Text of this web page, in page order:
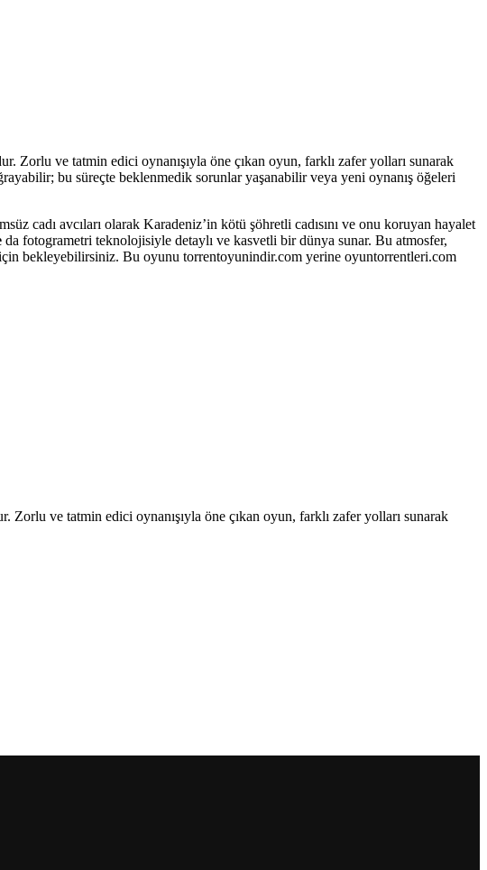
Zorlu ve tatmin edici oynanışıyla öne çıkan oyun, farklı zafer yolları sunarak
bu süreçte beklenmedik sorunlar yaşanabilir veya yeni oynanış öğeleri
cadı avcıları olarak Karadeniz’in kötü şöhretli cadısını ve onu koruyan hayalet
da fotogrametri teknolojisiyle detaylı ve kasvetli bir dünya sunar. Bu atmosfer,
bekleyebilirsiniz. Bu oyunu torrentoyunindir.com yerine oyuntorrentleri.com
ve tatmin edici oynanışıyla öne çıkan oyun, farklı zafer yolları sunarak